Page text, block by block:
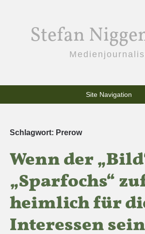
Stefan
Site Navigation
Schlagwort: Prerow
Wenn der
„Sparfochs“
heimlich für
Interessen